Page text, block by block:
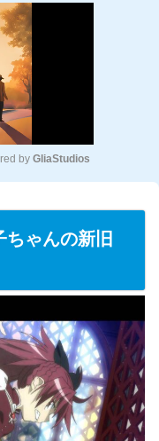
u
e
by GliaStudios
ちゃんの新旧